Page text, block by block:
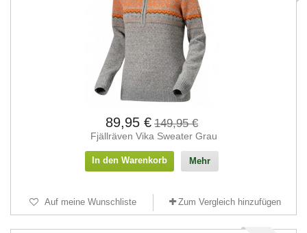
89,95 € 149,95 €
Fjällräven Vika Sweater Grau
In den Warenkorb Mehr
Auf meine Wunschliste Zum Vergleich hinzufügen